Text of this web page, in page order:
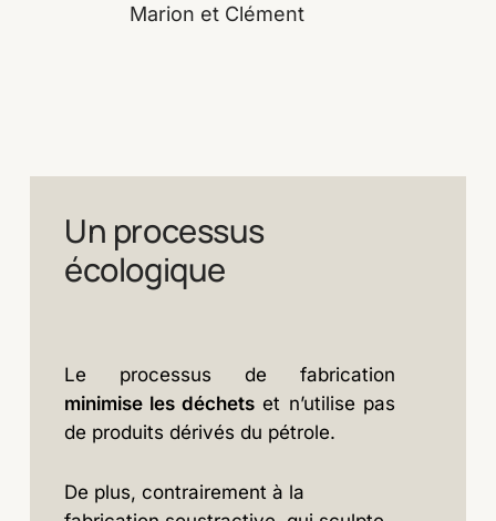
Marion et Clément
Un processus
écologique
Le processus de fabrication
minimise les déchets et n’utilise pas
de produits dérivés du pétrole.
De plus, contrairement à la